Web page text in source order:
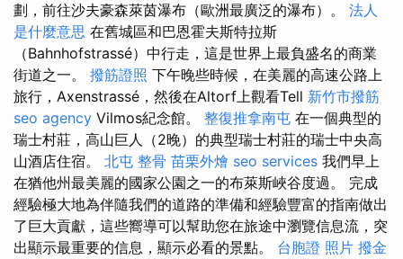
劃，前往沙夫豪森萊茵瀑布（歐洲最廣泛的瀑布）。 法人
是什麼意思 在舊城區和巴恩霍夫斯特拉斯
（Bahnhofstrassé）中行走，這是世界上最負盛名的商業
街道之一。 撥筋證照 下午晚些時候，在美麗的高速公路上
旅行，Axenstrassé，然後在Altorf上觀看Tell 新竹市撥筋
seo agency Vilmos紀念館。 整復推拿南屯 在一個典型的
瑞士村莊，高山巨人（2晚）的典型瑞士村莊的瑞士中央高
山酒店住宿。 北屯 整骨 苗栗外燴 seo services 我們早上
在猶他州最美麗的國家公園之一的布萊斯峽谷度過。 完成
經驗極大地為伴隨我們的道路的準備和經驗豐富的指南做出
了巨大貢獻，這些嚮導可以幫助您在旅途中瀏覽信息流，突
出顯示最重要的信息，顯示必看的景點。 台胞證 照片 撥金